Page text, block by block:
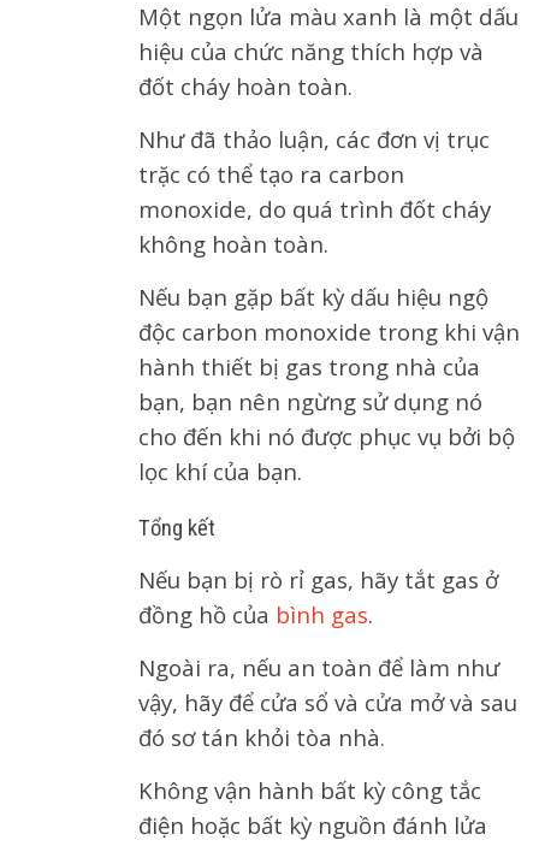
Một ngọn lửa màu xanh là một dấu
hiệu của chức năng thích hợp và
đốt cháy hoàn toàn.
Như đã thảo luận, các đơn vị trục
trặc có thể tạo ra carbon
monoxide, do quá trình đốt cháy
không hoàn toàn.
Nếu bạn gặp bất kỳ dấu hiệu ngộ
độc carbon monoxide trong khi vận
hành thiết bị gas trong nhà của
bạn, bạn nên ngừng sử dụng nó
cho đến khi nó được phục vụ bởi bộ
lọc khí của bạn.
Tổng kết
Nếu bạn bị rò rỉ gas, hãy tắt gas ở
đồng hồ của bình gas.
Ngoài ra, nếu an toàn để làm như
vậy, hãy để cửa sổ và cửa mở và sau
đó sơ tán khỏi tòa nhà.
Không vận hành bất kỳ công tắc
điện hoặc bất kỳ nguồn đánh lửa